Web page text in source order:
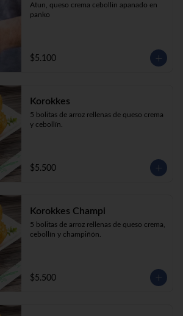
Atun, queso crema cebollin apanado en
panko
$5.100
Korokkes
5 bolitas de arroz rellenas de queso crema
y cebollín.
$5.500
Korokkes Champi
5 bolitas de arroz rellenas de queso crema,
cebollín y champiñón.
$5.500